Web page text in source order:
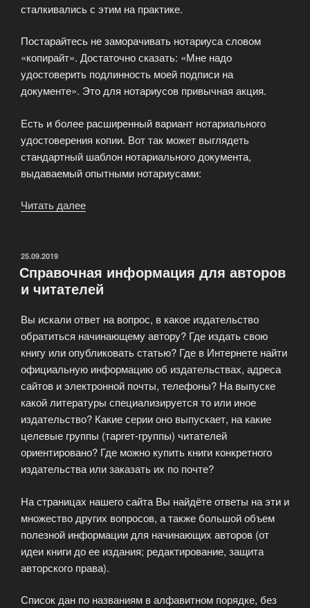
сталкивались с этим на практике.
Постарайтесь не заморачивать нотариуса словом
«копирайт». Достаточно сказать: «Мне надо
удостоверить подлинность моей подписи на
документе». Это для нотариусов привычная акция.
Есть и более расширенный вариант нотариального
удостоверения копии. Вот так может выглядеть
стандартный шаблон нотариального документа,
выдаваемый опытными нотариусами:
Читать далее
ОПУБЛИКОВАНО
25.09.2019
Справочная информация для авторов
и читателей
Вы искали ответ на вопрос, в какое издательство
обратиться начинающему автору? Где издать свою
книгу или опубликовать статью? Где в Интернете найти
официальную информацию об издательствах, адреса
сайтов и электронной почты, телефоны? На выпуске
какой литературы специализируется то или иное
издательство? Какие серии оно выпускает, на какие
целевые группы (таргет-группы) читателей
ориентировано? Где можно купить книги конкретного
издательства или заказать их по почте?
На страницах нашего сайта Вы найдёте ответы на эти и
множество других вопросов, а также большой объем
полезной информации для начинающих авторов (от
идеи книги до ее издания; редактирование, защита
авторского права).
Список дан по названиям в алфавитном порядке, без